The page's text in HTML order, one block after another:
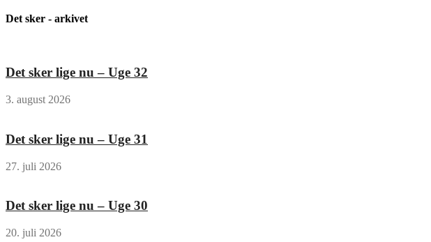
Det sker - arkivet
Det sker lige nu – Uge 32
3. august 2026
Det sker lige nu – Uge 31
27. juli 2026
Det sker lige nu – Uge 30
20. juli 2026